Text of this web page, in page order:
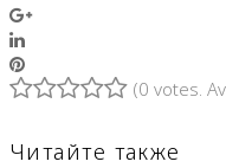
Google+
LinkedIn
Pinterest
(0 votes.
Читайте также